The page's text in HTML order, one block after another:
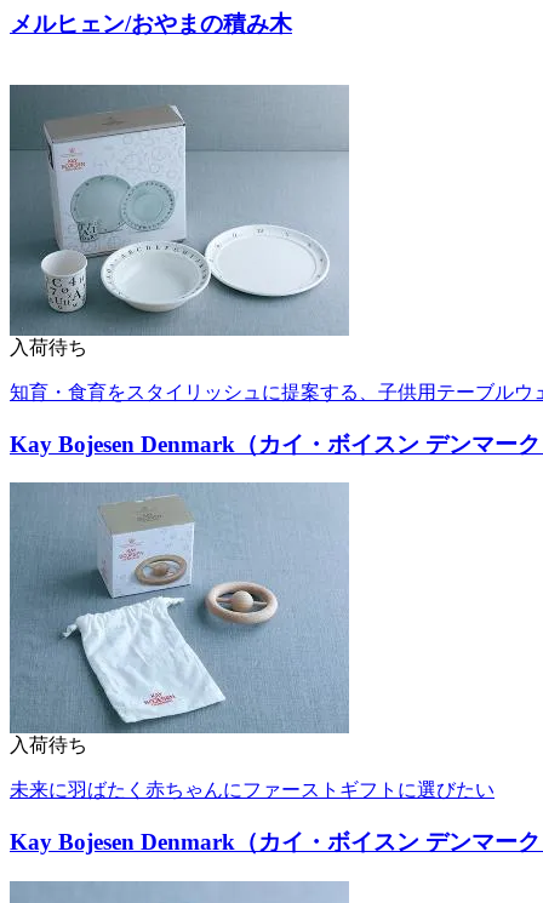
メルヒェン/おやまの積み木
入荷待ち
知育・食育をスタイリッシュに提案する、子供用テーブルウ
Kay Bojesen Denmark（カイ・ボイスン デンマー
入荷待ち
未来に羽ばたく赤ちゃんにファーストギフトに選びたい
Kay Bojesen Denmark（カイ・ボイスン デンマー